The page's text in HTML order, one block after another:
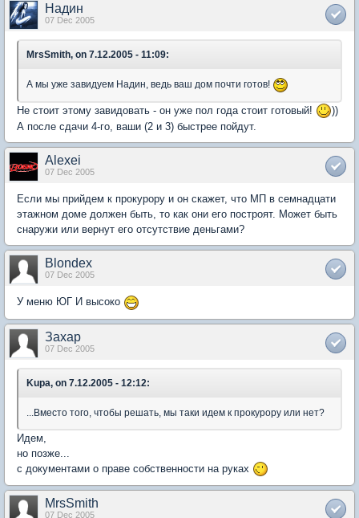
Надин
07 Dec 2005
MrsSmith, on 7.12.2005 - 11:09:
А мы уже завидуем Надин, ведь ваш дом почти готов!
Не стоит этому завидовать - он уже пол года стоит готовый!
))
А после сдачи 4-го, ваши (2 и 3) быстрее пойдут.
Alexei
07 Dec 2005
Если мы прийдем к прокурору и он скажет, что МП в семнадцати
этажном доме должен быть, то как они его построят. Может быть
снаружи или вернут его отсутствие деньгами?
Blondex
07 Dec 2005
У меню ЮГ И высоко
Захар
07 Dec 2005
Kupa, on 7.12.2005 - 12:12:
...Вместо того, чтобы решать, мы таки идем к прокурору или нет?
Идем,
но позже...
с документами о праве собственности на руках
MrsSmith
07 Dec 2005